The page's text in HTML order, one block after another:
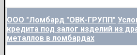
ООО "Ломбард "ОВК-ГРУПП"
кредита под залог изделий из
металлов в ломбардах